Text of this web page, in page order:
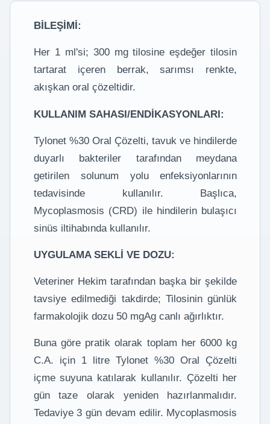
BİLEŞİMİ:
Her 1 ml'si; 300 mg tilosine eşdeğer tilosin
tartarat içeren berrak, sarımsı renkte,
akışkan oral çözeltidir.
KULLANIM SAHASI/ENDİKASYONLARI:
Tylonet %30 Oral Çözelti, tavuk ve hindilerde
duyarlı bakteriler tarafından meydana
getirilen solunum yolu enfeksiyonlarının
tedavisinde kullanılır. Başlıca,
Mycoplasmosis (CRD) ile hindilerin bulaşıcı
sinüs iltihabında kullanılır.
UYGULAMA SEKLİ VE DOZU:
Veteriner Hekim tarafından başka bir şekilde
tavsiye edilmediği takdirde; Tilosinin günlük
farmakolojik dozu 50 mgAg canlı ağırlıktır.
Buna göre pratik olarak toplam her 6000 kg
C.A. için 1 litre Tylonet %30 Oral Çözelti
içme suyuna katılarak kullanılır. Çözelti her
gün taze olarak yeniden hazırlanmalıdır.
Tedaviye 3 gün devam edilir. Mycoplasmosis